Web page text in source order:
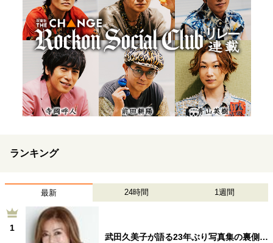
ランキング
最新 24時間 1週間
1
武田久美子が語る23年ぶり写真集の裏側…